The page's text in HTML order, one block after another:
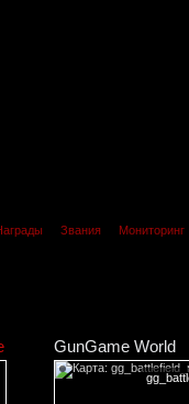
Звания Мониторинг
GunGame World